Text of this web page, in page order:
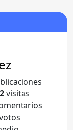
visitas
votos